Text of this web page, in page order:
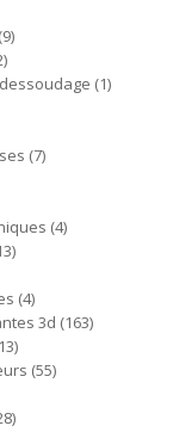
9
1
7
4
4
3d 163
13
55